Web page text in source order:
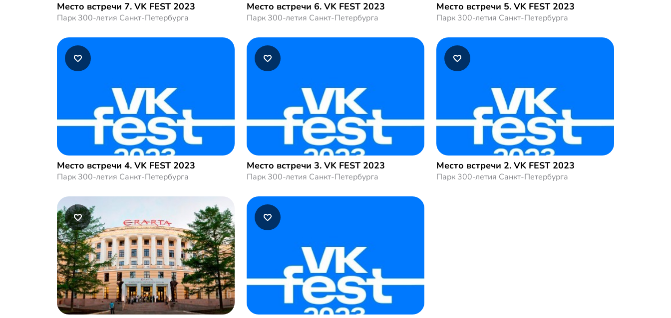
Место встречи 7. VK FEST 2023
Парк 300-летия Санкт-Петербурга
Место встречи 6. VK FEST 2023
Парк 300-летия Санкт-Петербурга
Место встречи 5. VK FEST 2023
Парк 300-летия Санкт-Петербурга
Место встречи 4. VK FEST 2023
Парк 300-летия Санкт-Петербурга
Место встречи 3. VK FEST 2023
Парк 300-летия Санкт-Петербурга
Место встречи 2. VK FEST 2023
Парк 300-летия Санкт-Петербурга